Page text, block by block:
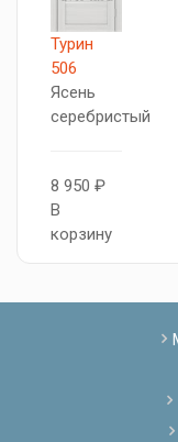
Турин
506
Ясень
серебристый
8 950 ₽
В
корзину